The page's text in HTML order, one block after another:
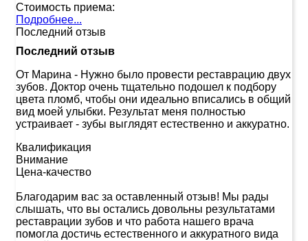
Стоимость приема:
Подробнее...
Последний отзыв
Последний отзыв
От Марина - Нужно было провести реставрацию двух
зубов. Доктор очень тщательно подошел к подбору
цвета пломб, чтобы они идеально вписались в общий
вид моей улыбки. Результат меня полностью
устраивает - зубы выглядят естественно и аккуратно.
Квалификация
Внимание
Цена-качество
Благодарим вас за оставленный отзыв! Мы рады
слышать, что вы остались довольны результатами
реставрации зубов и что работа нашего врача
помогла достичь естественного и аккуратного вида